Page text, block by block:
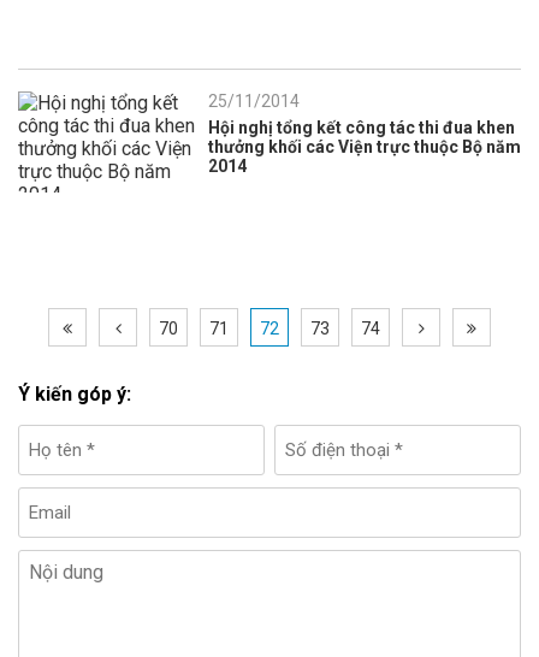
25/11/2014
Hội nghị tổng kết công tác thi đua khen
thưởng khối các Viện trực thuộc Bộ năm
2014
70 71 72 73 74
Ý kiến góp ý: